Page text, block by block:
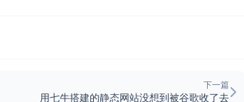
下一篇
用七牛搭建的静态网站没想到被谷歌收了去